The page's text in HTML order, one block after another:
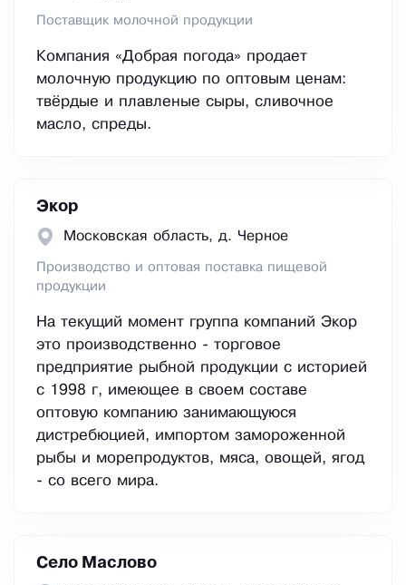
Поставщик молочной продукции
Компания «Добрая погода» продает
молочную продукцию по оптовым ценам:
твёрдые и плавленые сыры, сливочное
масло, спреды.
Экор
Московская область, д. Черное
Производство и оптовая поставка пищевой
продукции
На текущий момент группа компаний Экор
это производственно - торговое
предприятие рыбной продукции с историей
с 1998 г, имеющее в своем составе
оптовую компанию занимающуюся
дистребюцией, импортом замороженной
рыбы и морепродуктов, мяса, овощей, ягод
- со всего мира.
Село Маслово